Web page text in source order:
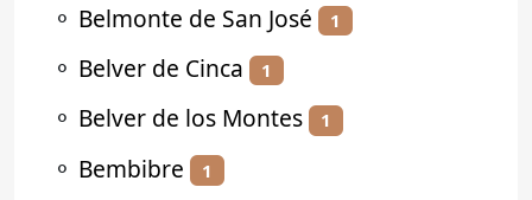
⚬ Belmonte de San José 1
⚬ Belver de Cinca 1
⚬ Belver de los Montes 1
⚬ Bembibre 1